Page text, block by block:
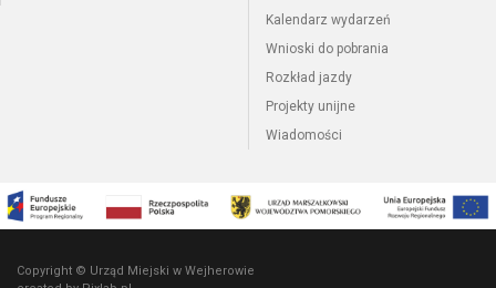
Kalendarz wydarzeń
Wnioski do pobrania
Rozkład jazdy
Projekty unijne
Wiadomości
Copyright © Urząd Miejski w Wejherowie